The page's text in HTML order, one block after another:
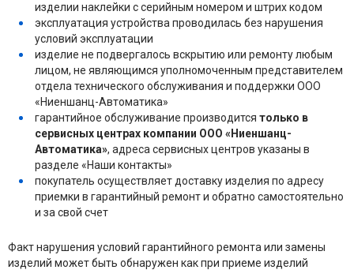
изделии наклейки с серийным номером и штрих кодом
эксплуатация устройства проводилась без нарушения
условий эксплуатации
изделие не подвергалось вскрытию или ремонту любым
лицом, не являющимся уполномоченным представителем
отдела технического обслуживания и поддержки ООО
«Ниеншанц-Автоматика»
гарантийное обслуживание производится только в
сервисных центрах компании ООО «Ниеншанц-
Автоматика», адреса сервисных центров указаны в
разделе «Наши контакты»
покупатель осуществляет доставку изделия по адресу
приемки в гарантийный ремонт и обратно самостоятельно
и за свой счет
Факт нарушения условий гарантийного ремонта или замены
изделий может быть обнаружен как при приеме изделий